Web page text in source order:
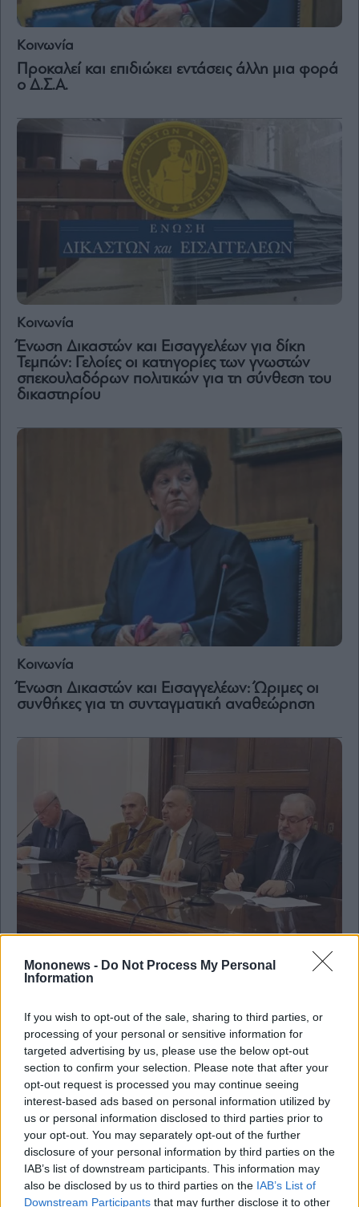
Mononews - Do Not Process My Personal
Information
If you wish to opt-out of the sale, sharing to third parties, or
processing of your personal or sensitive information for
targeted advertising by us, please use the below opt-out
section to confirm your selection. Please note that after your
opt-out request is processed you may continue seeing
interest-based ads based on personal information utilized by
us or personal information disclosed to third parties prior to
your opt-out. You may separately opt-out of the further
disclosure of your personal information by third parties on the
IAB’s list of downstream participants. This information may
also be disclosed by us to third parties on the IAB’s List of
Downstream Participants that may further disclose it to other
Κοινωνία
Προκαλεί και επιδιώκει εντάσεις άλλη μια φορά
ο Δ.Σ.Α.
Κοινωνία
Ένωση Δικαστών και Εισαγγελέων για δίκη
Τεμπών: Γελοίες οι κατηγορίες των γνωστών
σπεκουλαδόρων πολιτικών για τη σύνθεση του
δικαστηρίου
Κοινωνία
Ένωση Δικαστών και Εισαγγελέων: Ώριμες οι
συνθήκες για τη συνταγματική αναθεώρηση
Βερβεσός κατά ΕνΔΕ: «Κόκκινη γραμμή» η
πρόταση της για τα πειθαρχικά συμβούλια